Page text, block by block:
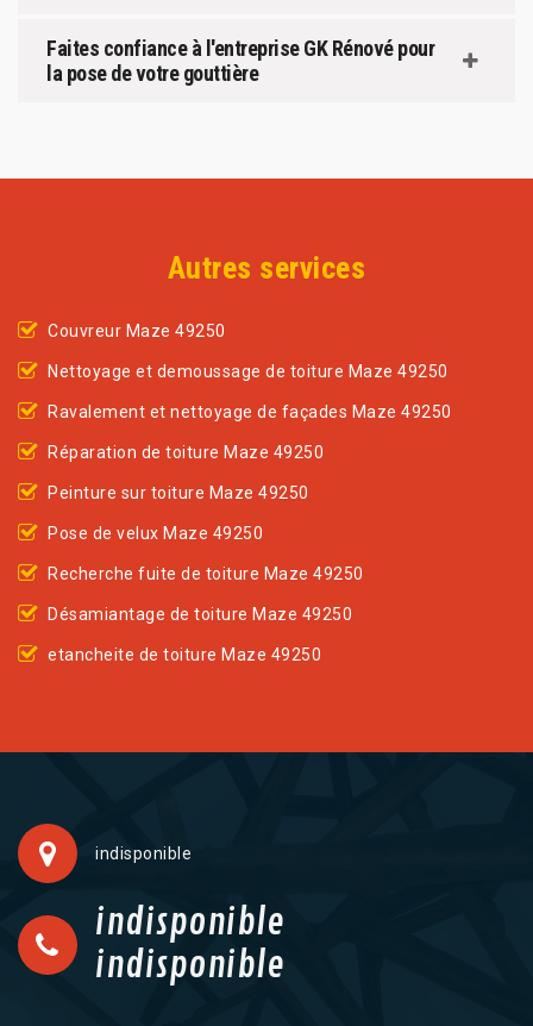
Faites confiance à l'entreprise GK Rénové pour
la pose de votre gouttière
Autres services
Couvreur Maze 49250
Nettoyage et demoussage de toiture Maze 49250
Ravalement et nettoyage de façades Maze 49250
Réparation de toiture Maze 49250
Peinture sur toiture Maze 49250
Pose de velux Maze 49250
Recherche fuite de toiture Maze 49250
Désamiantage de toiture Maze 49250
etancheite de toiture Maze 49250
indisponible
indisponible
indisponible